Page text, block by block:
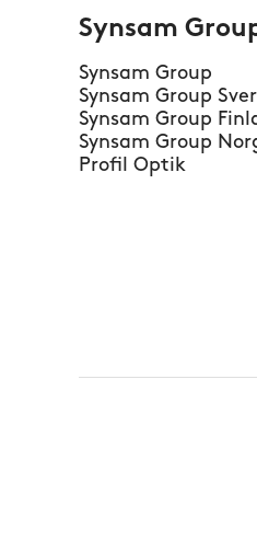
Synsam
Synsam Group
Synsam Group
Synsam Group
Synsam Group
Profil Optik